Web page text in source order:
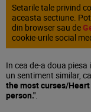
Setarile tale privind
aceasta sectiune.
din browser sau de
cookie-urile social
In cea de-a doua
un sentiment similar,
the most curses/
person.".